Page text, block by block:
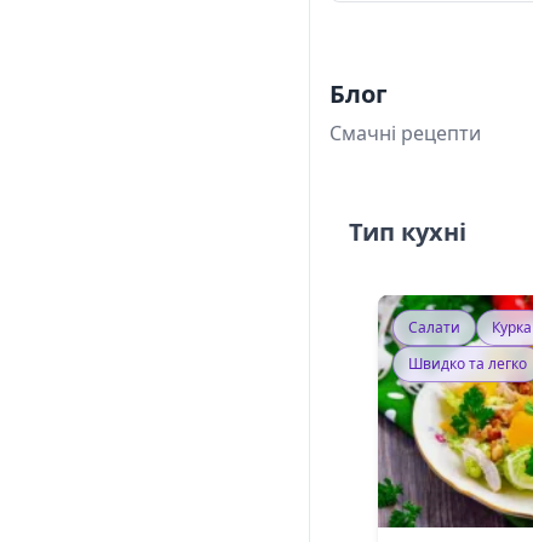
Блог
Смачні рецепти
Тип кухні
Салати Курка
Швидко та легко